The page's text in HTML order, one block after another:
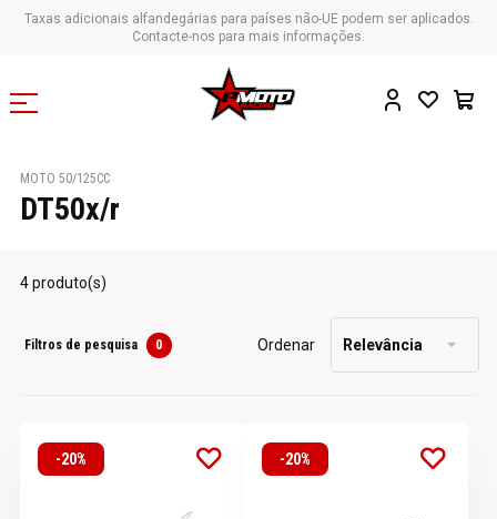
Taxas adicionais alfandegárias para países não-UE podem ser aplicados.
Contacte-nos para mais informações.
MOTO 50/125CC
DT50x/r
4 produto(s)
Filtros de pesquisa 0 Ordenar Relevância
-20% -20%